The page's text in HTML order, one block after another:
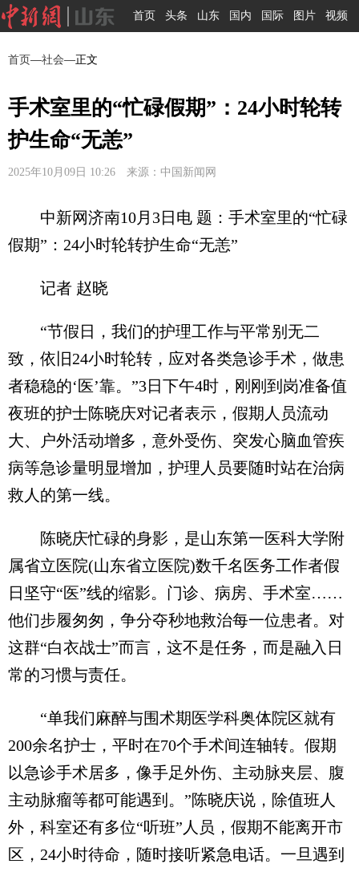
首页 头条 山东 国内 国际 图片 视频
首页—社会—正文
手术室里的“忙碌假期”：24小时轮转
护生命“无恙”
2025年10月09日 10:26 来源：中国新闻网
中新网济南10月3日电 题：手术室里的“忙碌
假期”：24小时轮转护生命“无恙”
记者 赵晓
“节假日，我们的护理工作与平常别无二
致，依旧24小时轮转，应对各类急诊手术，做患
者稳稳的‘医’靠。”3日下午4时，刚刚到岗准备值
夜班的护士陈晓庆对记者表示，假期人员流动
大、户外活动增多，意外受伤、突发心脑血管疾
病等急诊量明显增加，护理人员要随时站在治病
救人的第一线。
陈晓庆忙碌的身影，是山东第一医科大学附
属省立医院(山东省立医院)数千名医务工作者假
日坚守“医”线的缩影。门诊、病房、手术室……
他们步履匆匆，争分夺秒地救治每一位患者。对
这群“白衣战士”而言，这不是任务，而是融入日
常的习惯与责任。
“单我们麻醉与围术期医学科奥体院区就有
200余名护士，平时在70个手术间连轴转。假期
以急诊手术居多，像手足外伤、主动脉夹层、腹
主动脉瘤等都可能遇到。”陈晓庆说，除值班人
外，科室还有多位“听班”人员，假期不能离开市
区，24小时待命，随时接听紧急电话。一旦遇到